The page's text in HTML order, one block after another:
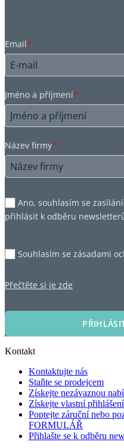
Email*
Jméno a příjmení*
Název firmy*
Ano, souhlasím se
přihlásit k odběru newsletterů
Souhlasím se zásadami
Přečtěte si je zde
Kontakt
Kontaktujte nás
Staňte se prodejcem
Získejte nezávaznou
Získejte vlastní
Poptejte záruční nebo
FORMULÁŘ
Přihlašte se k odběru